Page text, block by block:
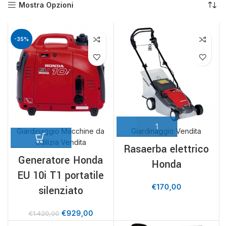
Mostra Opzioni
-35%
Giardinaggio Macchine da
edilizia Vendita
Generatore Honda
EU 10i T1 portatile
silenziato
€1.420,00 €929,00
Giardinaggio Vendita
Rasaerba elettrico
Honda
€170,00